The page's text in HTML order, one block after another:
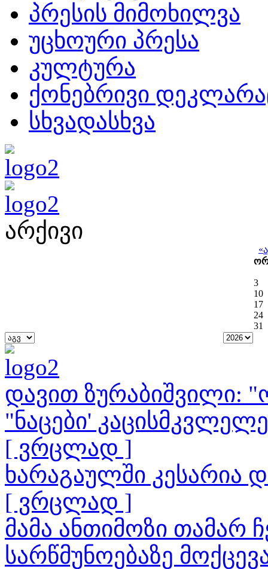
პრესის მიმოხილვა
უცხოური პრესა
კულტურა
ქონებრივი
სხვადასხვა
არქივი
«
3
10
17
24
31
დავით ზურაბიშვილი:
"ნაცები'
[ ვრცლად ]
ხარაგაულში კესარია
[ ვრცლად ]
მამა ანთიმოზი თამარ
სარწმუნოებაზე